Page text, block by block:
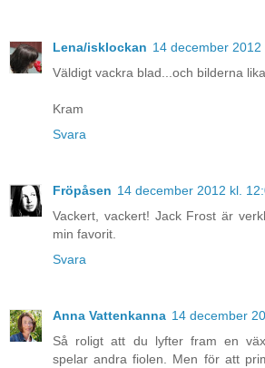
Lena/isklockan 14 december 2012
Väldigt vackra blad...och bilderna
Kram
Svara
Fröpåsen 14 december 2012 kl.
Vackert, vackert! Jack Frost är
min favorit.
Svara
Anna Vattenkanna 14 december
Så roligt att du lyfter fram en
spelar andra fiolen. Men för att